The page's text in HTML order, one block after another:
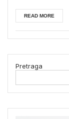
READ MORE
Pretraga